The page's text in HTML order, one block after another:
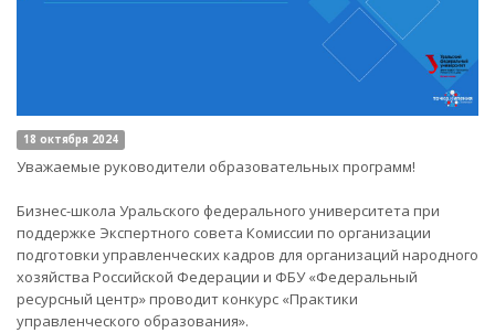
18 октября 2024
Уважаемые руководители образовательных программ!
Бизнес-школа Уральского федерального университета при
поддержке Экспертного совета Комиссии по организации
подготовки управленческих кадров для организаций народного
хозяйства Российской Федерации и ФБУ «Федеральный
ресурсный центр» проводит конкурс «Практики
управленческого образования».